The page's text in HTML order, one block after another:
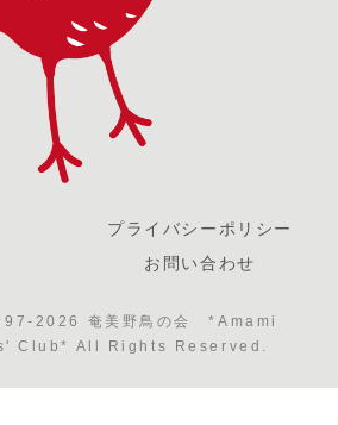
プライバシーポリシー
お問い合わせ
2026 奄美野鳥の会 *Amami
Club* All Rights Reserved.